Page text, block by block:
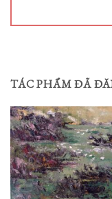
TÁC PHẨM ĐÃ